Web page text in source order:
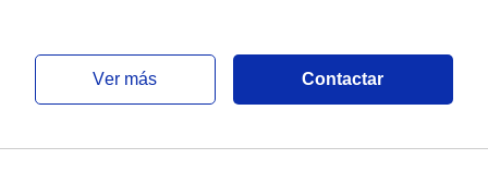
ver más Contactar